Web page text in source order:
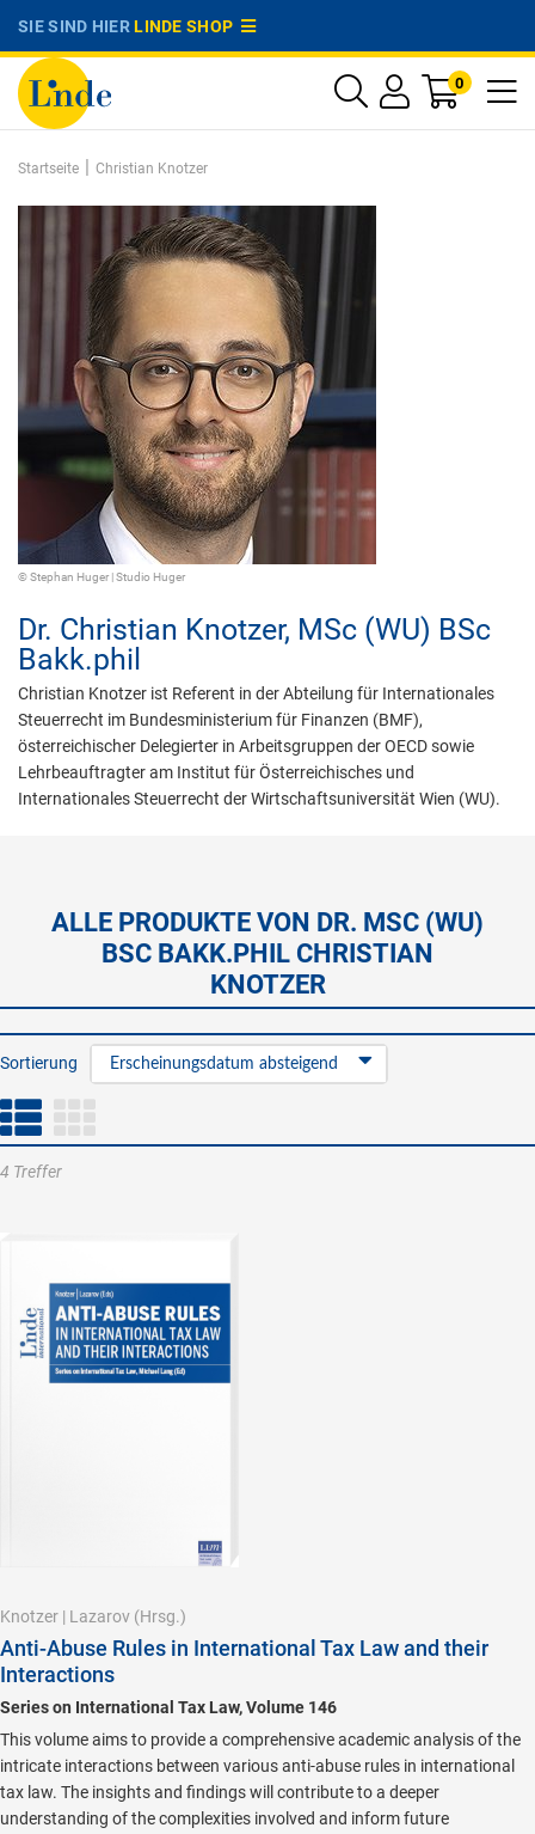
SIE SIND HIERLINDE SHOP
0
Startseite | Christian Knotzer
© Stephan Huger | Studio Huger
Dr. Christian Knotzer, MSc (WU) BSc
Bakk.phil
Christian Knotzer ist Referent in der Abteilung für Internationales
Steuerrecht im Bundesministerium für Finanzen (BMF),
österreichischer Delegierter in Arbeitsgruppen der OECD sowie
Lehrbeauftragter am Institut für Österreichisches und
Internationales Steuerrecht der Wirtschaftsuniversität Wien (WU).
ALLE PRODUKTE VON DR. MSC (WU)
BSC BAKK.PHIL CHRISTIAN
KNOTZER
Sortierung Erscheinungsdatum absteigend
4 Treffer
Knotzer | Lazarov (Hrsg.)
Anti-Abuse Rules in International Tax Law and their
Interactions
Series on International Tax Law, Volume 146
This volume aims to provide a comprehensive academic analysis of the
intricate interactions between various anti-abuse rules in international
tax law. The insights and findings will contribute to a deeper
understanding of the complexities involved and inform future